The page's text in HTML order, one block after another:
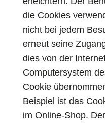
die Cookies
nicht bei jedem
erneut seine
dies von der
Computersystem
Cookie
Beispiel ist das
im Online-Shop.